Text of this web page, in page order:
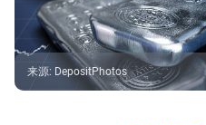
来源: DepositPhotos